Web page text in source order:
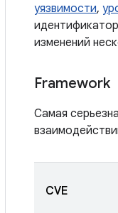
уязвимости,
изменений
Framework
Самая
CVE